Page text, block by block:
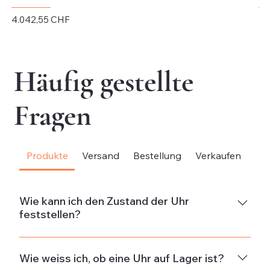
Preis
4.042,55 CHF
Häufig gestellte
Fragen
Produkte Versand Bestellung Verkaufen
Wie kann ich den Zustand der Uhr
feststellen?
NeuDie Uhr ist neu und weist keine Gebrauchsspuren
auf.Neuwertig & ungetragenDie Uhr ist in neuwertigem
Wie weiss ich, ob eine Uhr auf Lager ist?